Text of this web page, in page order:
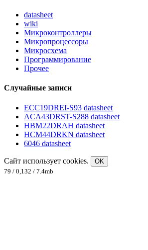
datasheet
wiki
Микроконтроллеры
Микропроцессоры
Микросхема
Программирование
Прочее
Случайные записи
ECC19DREI-S93 datasheet
ACA43DRST-S288 datasheet
HBM22DRAH datasheet
HCM44DRKN datasheet
6046 datasheet
Сайт использует cookies.
OK
79 / 0,132 / 7.4mb